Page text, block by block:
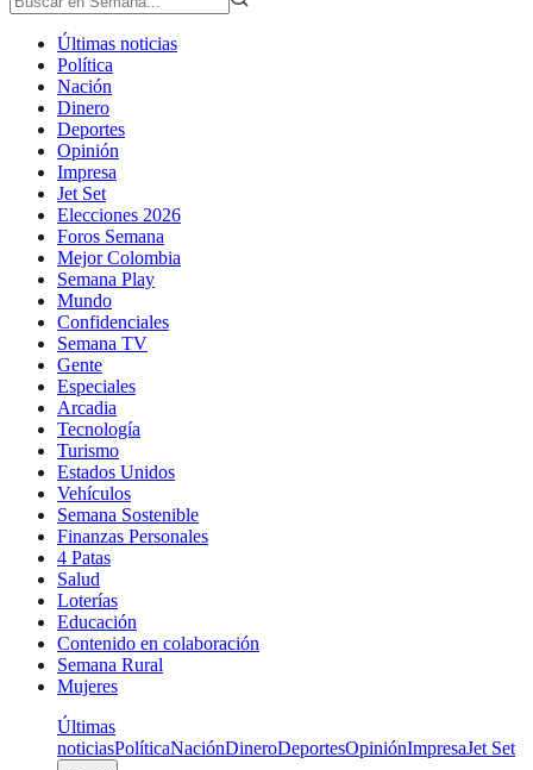
Últimas noticias
Política
Nación
Dinero
Deportes
Opinión
Impresa
Jet Set
Elecciones 2026
Foros Semana
Mejor Colombia
Semana Play
Mundo
Confidenciales
Semana TV
Gente
Especiales
Arcadia
Tecnología
Turismo
Estados Unidos
Vehículos
Semana Sostenible
Finanzas Personales
4 Patas
Salud
Loterías
Educación
Contenido en colaboración
Semana Rural
Mujeres
Últimas
noticiasPolíticaNaciónDineroDeportesOpiniónImpresaJet Set